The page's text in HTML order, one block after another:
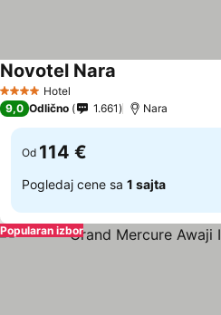
4 ZvezdiceHotel
Novotel Nara
9,0 Odlično 1.661 Nara
Od 114 €
Pogledaj cene sa 1 sajta
Popularan izbor